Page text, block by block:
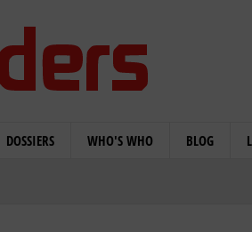
DOSSIERS WHO'S WHO BLOG